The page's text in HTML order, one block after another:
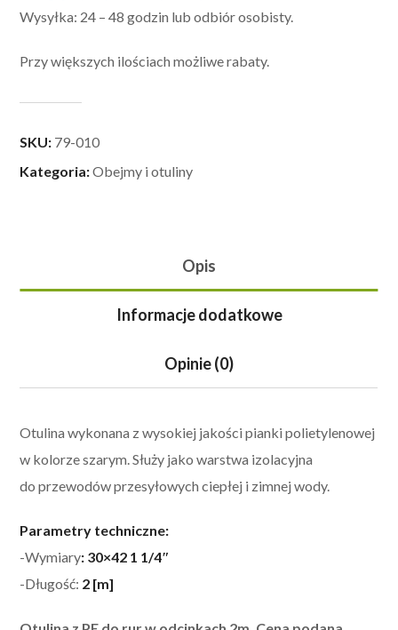
Wysyłka: 24 – 48 godzin lub odbiór osobisty.
Przy większych ilościach możliwe rabaty.
SKU: 79-010
Kategoria:Obejmy i otuliny
Opis
Informacje dodatkowe
Opinie (0)
Otulina wykonana z wysokiej jakości pianki polietylenowej
w kolorze szarym. Służy jako warstwa izolacyjna
do przewodów przesyłowych ciepłej i zimnej wody.
Parametry techniczne:
-Wymiary: 30×42 1 1/4″
-Długość: 2 [m]